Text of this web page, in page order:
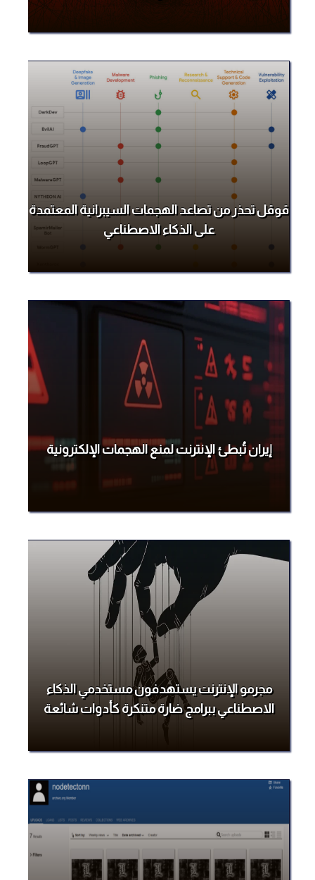
قوقل تحذر من تصاعد الهجمات السيبرانية المعتمدة
على الذكاء الاصطناعي
إيران تُبطئ الإنترنت لمنع الهجمات الإلكترونية
مجرمو الإنترنت يستهدفون مستخدمي الذكاء
الاصطناعي ببرامج ضارة متنكرة كأدوات شائعة